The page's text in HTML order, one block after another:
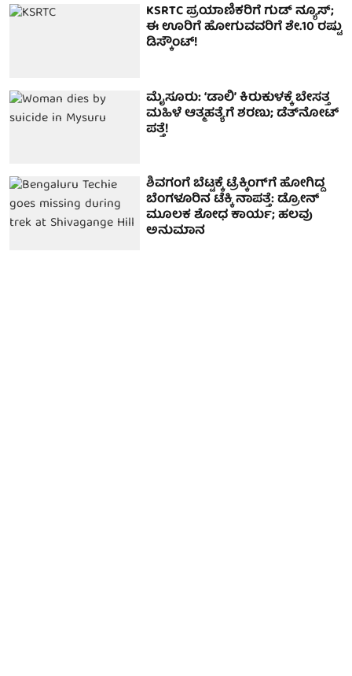
KSRTC ಪ್ರಯಾಣಿಕರಿಗೆ ಗುಡ್ ನ್ಯೂಸ್;
ಈ ಊರಿಗೆ ಹೋಗುವವರಿಗೆ ಶೇ.10 ರಷ್ಟು
ಡಿಸ್ಕೌಂಟ್!
ಮೈಸೂರು: ʻಡಾಲಿʼ ಕಿರುಕುಳಕ್ಕೆ ಬೇಸತ್ತ
ಮಹಿಳೆ ಆತ್ಮಹತ್ಯೆಗೆ ಶರಣು; ಡೆತ್‌ನೋಟ್‌
ಪತ್ತೆ!
ಶಿವಗಂಗೆ ಬೆಟ್ಟಕ್ಕೆ ಟ್ರೆಕ್ಕಿಂಗ್‌ಗೆ ಹೋಗಿದ್ದ
ಬೆಂಗಳೂರಿನ ಟೆಕ್ಕಿ ನಾಪತ್ತೆ: ಡ್ರೋನ್
ಮೂಲಕ ಶೋಧ ಕಾರ್ಯ; ಹಲವು
ಅನುಮಾನ